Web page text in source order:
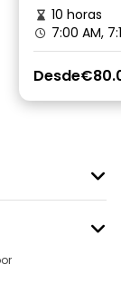
10 horas
7:00 AM,
Desde